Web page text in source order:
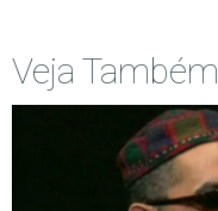
Veja Também